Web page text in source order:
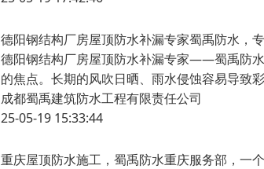
专业守护厂房屋顶品质，成都蜀禹建筑防水工程
使用寿命的关键环节。成都蜀禹建筑防水工程